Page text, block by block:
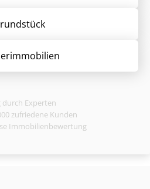
durch Experten
zufriedene Kunden
Immobilienbewertung